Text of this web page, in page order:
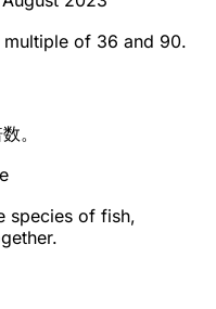
of 36 and 90.
。
species of fish,